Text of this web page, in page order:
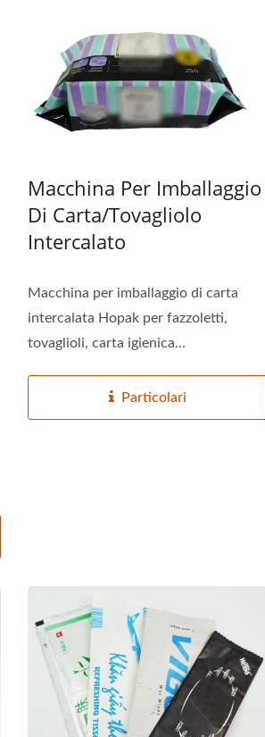
Macchina Per Imballaggio
Di Carta/Tovagliolo
Intercalato
Macchina per imballaggio di carta
intercalata Hopak per fazzoletti,
tovaglioli, carta igienica...
Particolari